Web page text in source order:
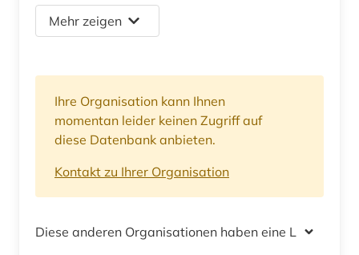
Mehr zeigen
Ihre Organisation kann Ihnen
momentan leider keinen Zugriff auf
diese Datenbank anbieten.
Kontakt zu Ihrer Organisation
Diese anderen Organisationen haben eine Lizenz